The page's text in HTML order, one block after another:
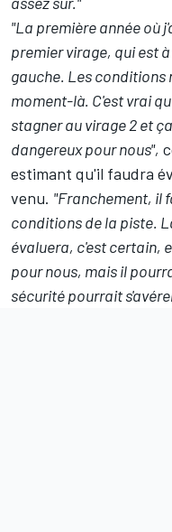
"La première année où
premier virage, qui est
gauche. Les conditions
moment-là. C'est vrai
stagner au virage 2 et
dangereux pour nous",
estimant qu'il faudra
venu. "Franchement, il
conditions de la piste.
évaluera, c'est certain,
pour nous, mais il
sécurité pourrait